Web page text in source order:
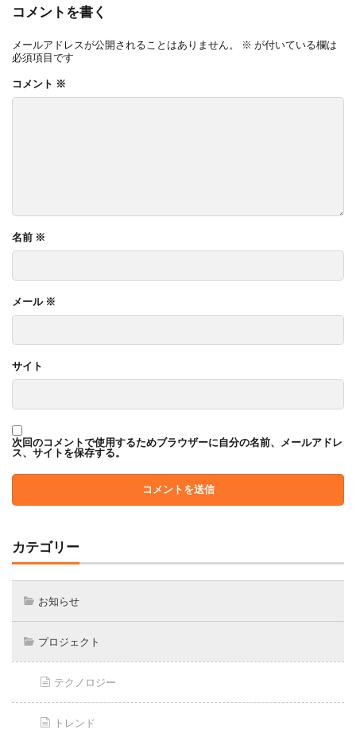
コメントを書く
メールアドレスが公開されることはありません。 ※ が付いている欄は
必須項目です
コメント ※
名前 ※
メール ※
サイト
次回のコメントで使用するためブラウザーに自分の名前、メールアドレ
ス、サイトを保存する。
カテゴリー
お知らせ
プロジェクト
テクノロジー
トレンド